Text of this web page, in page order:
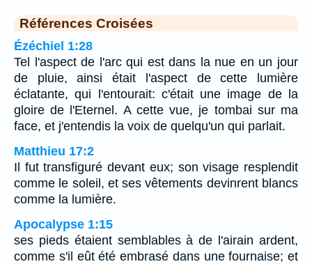
Références Croisées
Ézéchiel 1:28
Tel l'aspect de l'arc qui est dans la nue en un jour
de pluie, ainsi était l'aspect de cette lumière
éclatante, qui l'entourait: c'était une image de la
gloire de l'Eternel. A cette vue, je tombai sur ma
face, et j'entendis la voix de quelqu'un qui parlait.
Matthieu 17:2
Il fut transfiguré devant eux; son visage resplendit
comme le soleil, et ses vêtements devinrent blancs
comme la lumière.
Apocalypse 1:15
ses pieds étaient semblables à de l'airain ardent,
comme s'il eût été embrasé dans une fournaise; et